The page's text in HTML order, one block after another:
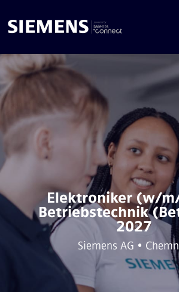
Elektroniker (w/
Betriebstechnik
2027
Siemens AG •